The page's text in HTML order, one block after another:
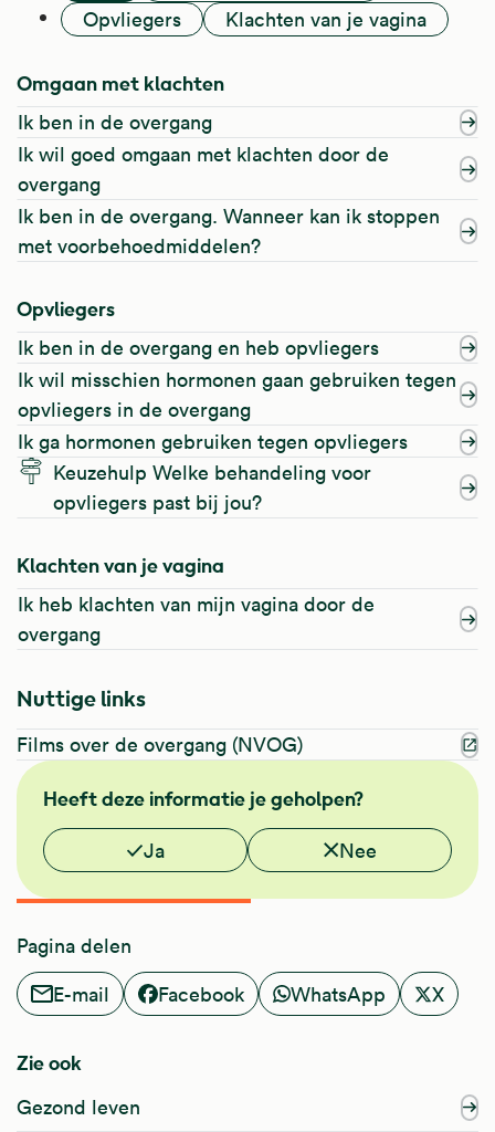
Opvliegers
Klachten van je vagina
Omgaan met klachten
Ik ben in de overgang
Ik wil goed omgaan met klachten door de
overgang
Ik ben in de overgang. Wanneer kan ik stoppen
met voorbehoedmiddelen?
Opvliegers
Ik ben in de overgang en heb opvliegers
Ik wil misschien hormonen gaan gebruiken tegen
opvliegers in de overgang
Ik ga hormonen gebruiken tegen opvliegers
Keuzehulp Welke behandeling voor
opvliegers past bij jou?
Klachten van je vagina
Ik heb klachten van mijn vagina door de
overgang
Nuttige links
Films over de overgang (NVOG)
FMS
NHGHeeft deze informatie je geholpen?
Vond je deze informatie nuttig?
Ja Nee
Pagina delen
E-mail
Facebook WhatsApp X
Zie ook
Gezond leven